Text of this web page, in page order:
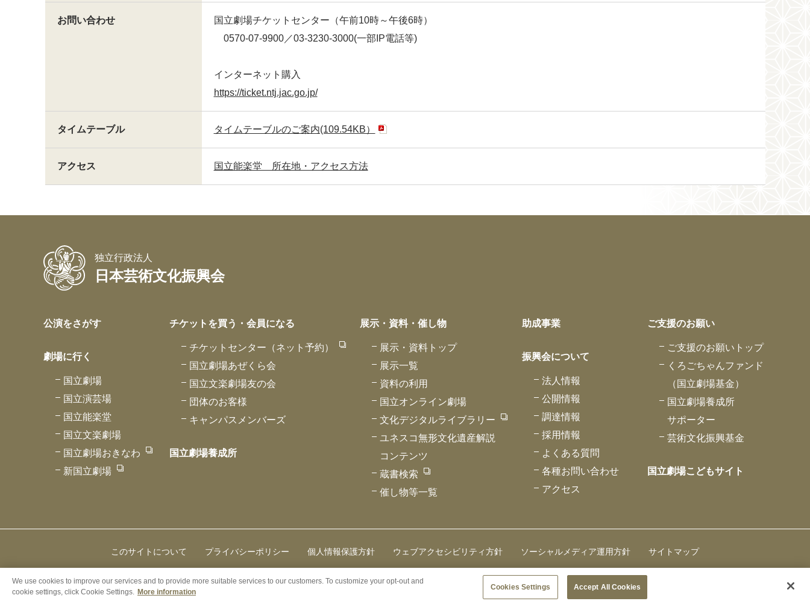
お問い合わせ
国立劇場チケットセンター（午前10時～午後6時）
0570-07-9900／03-3230-3000(一部IP電話等)
インターネット購入
https://ticket.ntj.jac.go.jp/
タイムテーブル タイムテーブルのご案内(109.54KB）
アクセス 国立能楽堂 所在地・アクセス方法
独立行政法人
日本芸術文化振興会
公演をさがす
劇場に行く
国立劇場
国立演芸場
国立能楽堂
国立文楽劇場
国立劇場おきなわ
新国立劇場
チケットを買う・会員になる
チケットセンター （ネット予約）
国立劇場あぜくら会
国立文楽劇場友の会
団体のお客様
キャンパスメンバーズ
国立劇場養成所
展示・資料・催し物
展示・資料トップ
展示一覧
資料の利用
国立オンライン劇場
文化デジタルライブラリー
ユネスコ無形文化遺産解説
コンテンツ
蔵書検索
催し物等一覧
助成事業
振興会について
法人情報
公開情報
調達情報
採用情報
よくある質問
各種お問い合わせ
アクセス
ご支援のお願い
ご支援のお願いトップ
くろごちゃんファンド
（国立劇場基金）
国立劇場養成所
サポーター
芸術文化振興基金
国立劇場こどもサイト
このサイトについて プライバシーポリシー 個人情報保護方針 ウェブアクセシビリティ方針 ソーシャルメディア運用方針 サイトマップ
We use cookies to improve our services and to provide more suitable services to our customers. To customize your opt-out and
cookie settings, click Cookie Settings. More information
Cookies Settings Accept All Cookies